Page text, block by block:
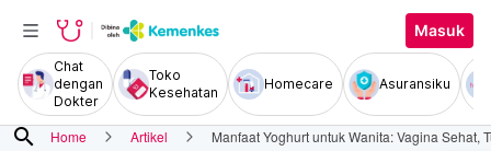
Masuk
Chat
dengan
Dokter
Toko
Kesehatan
Homecare Asuransiku
search Home Artikel Manfaat Yoghurt untuk Wanita: Vagina Sehat,